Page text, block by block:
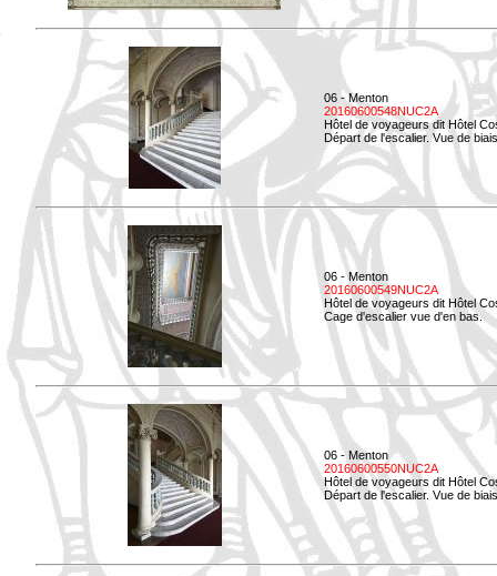
06 - Menton
20160600548NUC2A
Hôtel de voyageurs dit Hôtel
Départ de l'escalier. Vue de
06 - Menton
20160600549NUC2A
Hôtel de voyageurs dit Hôtel
Cage d'escalier vue d'en bas.
06 - Menton
20160600550NUC2A
Hôtel de voyageurs dit Hôtel
Départ de l'escalier. Vue de